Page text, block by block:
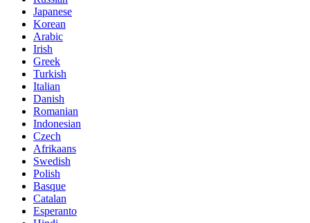
Japanese
Korean
Arabic
Irish
Greek
Turkish
Italian
Danish
Romanian
Indonesian
Czech
Afrikaans
Swedish
Polish
Basque
Catalan
Esperanto